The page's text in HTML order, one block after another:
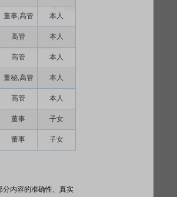
董事,高管
本人
高管
本人
高管
本人
董秘,高管
本人
高管
本人
董事
子女
董事 子女
分内容的准确性、真实